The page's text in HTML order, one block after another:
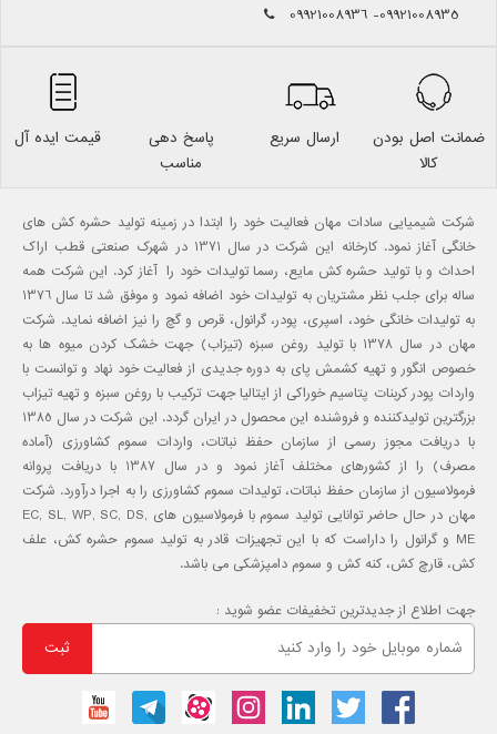
09921008935- 09921008936
ضمانت اصل بودن
کالا
ارسال سریع
پاسخ دهی
مناسب
قیمت ایده آل
شرکت شیمیایی سادات مهان فعالیت خود را ابتدا در زمینه تولید حشره کش های
خانگی آغاز نمود. کارخانه این شرکت در سال 1371 در شهرک صنعتی قطب اراک
احداث و با تولید حشره کش مایع، رسما تولیدات خود را آغاز کرد. این شرکت همه
ساله برای جلب نظر مشتریان به تولیدات خود اضافه نمود و موفق شد تا سال 1376
به تولیدات خانگی خود، اسپری، پودر، گرانول، قرص و گچ را نیز اضافه نماید. شرکت
مهان در سال 1378 با تولید روغن سبزه (تیزاب) جهت خشک کردن میوه ها به
خصوص انگور و تهیه کشمش پای به دوره جدیدی از فعالیت خود نهاد و توانست با
واردات پودر کربنات پتاسیم خوراکی از ایتالیا جهت ترکیب با روغن سبزه و تهیه تیزاب
بزرگترین تولیدکننده و فروشنده این محصول در ایران گردد. این شرکت در سال 1385
با دریافت مجوز رسمی از سازمان حفظ نباتات، واردات سموم کشاورزی (آماده
مصرف) را از کشورهای مختلف آغاز نمود و در سال 1387 با دریافت پروانه
فرمولاسیون از سازمان حفظ نباتات، تولیدات سموم کشاورزی را به اجرا درآورد. شرکت
مهان در حال حاضر توانایی تولید سموم با فرمولاسیون های EC, SL, WP, SC, DS,
ME و گرانول را داراست که با این تجهیزات قادر به تولید سموم حشره کش، علف
کش، قارچ کش، کنه کش و سموم دامپزشکی می باشد.
جهت اطلاع از جدیدترین تخفیفات عضو شوید :